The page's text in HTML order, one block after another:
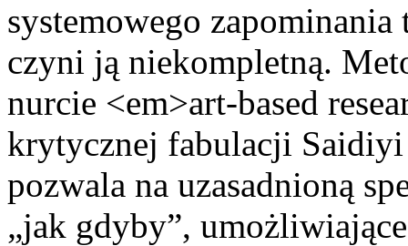
systemowego
czyni ją niekompletną.
nurcie <em>art-based
krytycznej fabulacji Saidiyi
pozwala na uzasadnioną
„jak gdyby”,